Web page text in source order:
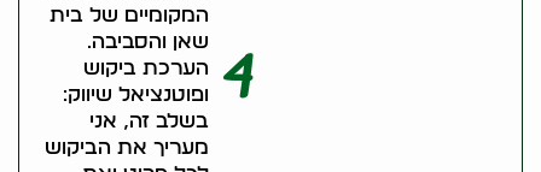
המקומיים של בית
שאן והסביבה.
4
הערכת ביקוש
ופוטנציאל שיווק:
בשלב זה, אני
מעריך את הביקוש